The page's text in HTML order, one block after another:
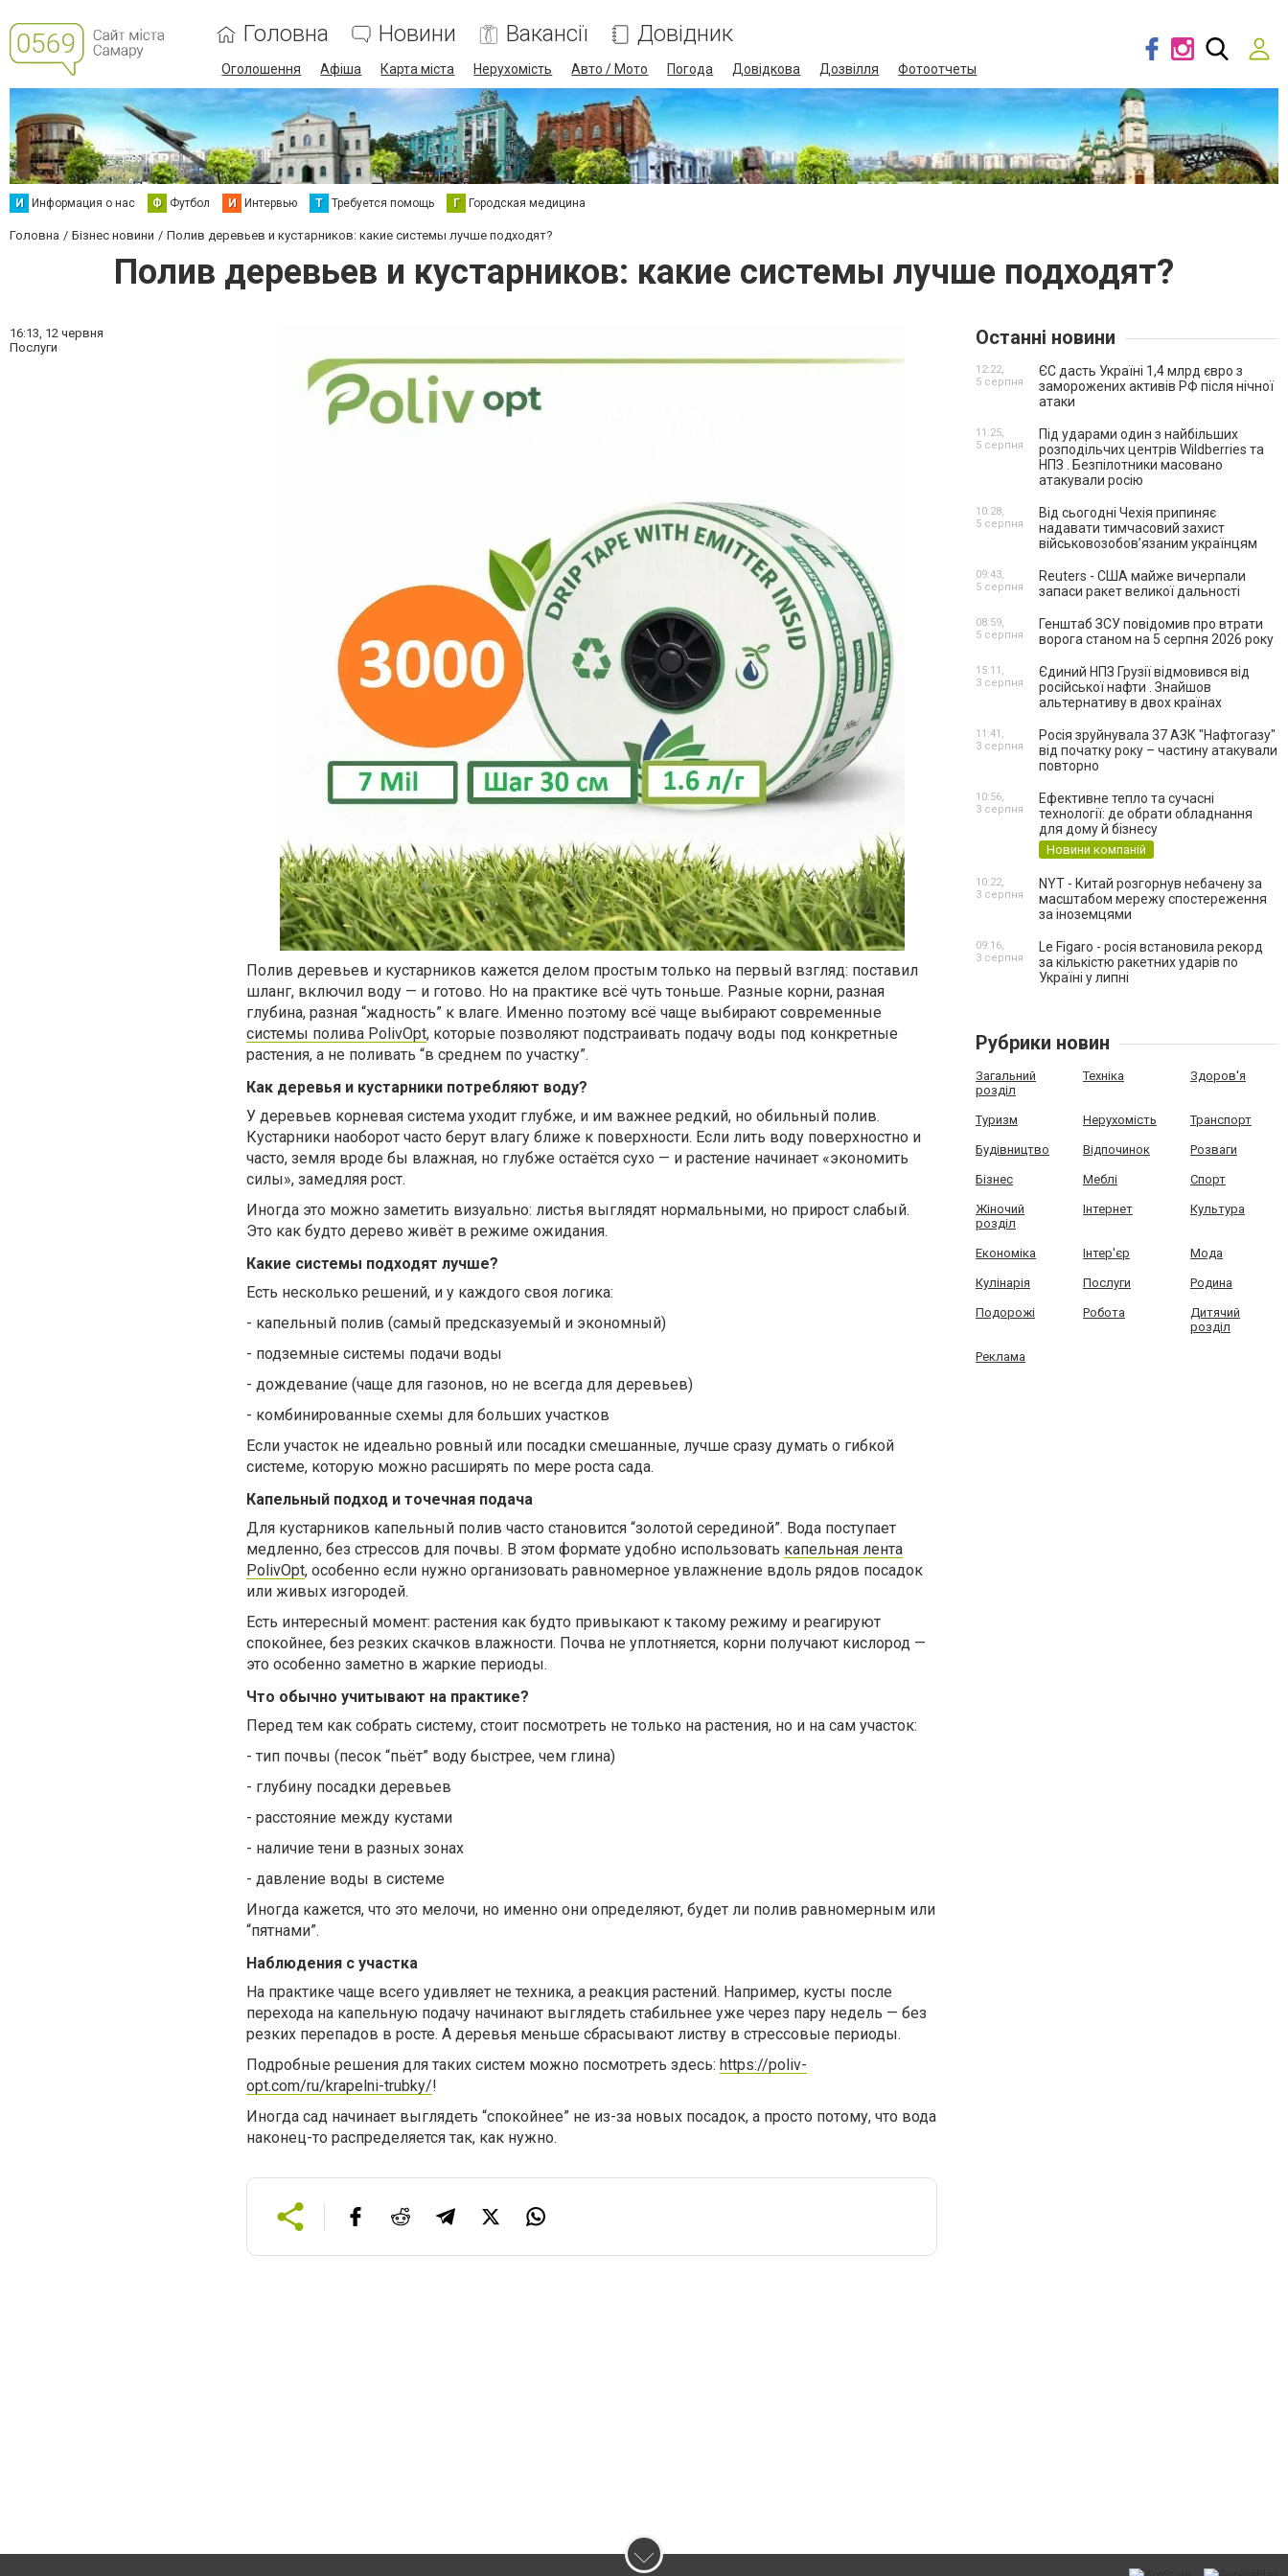
Головна Новини Вакансії Довідник
Оголошення Афіша Карта міста Нерухомість Авто / Мото Погода Довідкова Дозвілля Фотоотчеты
И Информация о нас Ф Футбол И Интервью Т Требуется помощь Г Городская медицина
Головна Бізнес новини Полив деревьев и кустарников: какие системы лучше подходят?
Полив деревьев и кустарников: какие системы лучше подходят?
16:13, 12 червня
Послуги
Полив деревьев и кустарников кажется делом простым только на первый взгляд: поставил
шланг, включил воду — и готово. Но на практике всё чуть тоньше. Разные корни, разная
глубина, разная “жадность” к влаге. Именно поэтому всё чаще выбирают современные
системы полива PolivOpt, которые позволяют подстраивать подачу воды под конкретные
растения, а не поливать “в среднем по участку”.
Как деревья и кустарники потребляют воду?
У деревьев корневая система уходит глубже, и им важнее редкий, но обильный полив.
Кустарники наоборот часто берут влагу ближе к поверхности. Если лить воду поверхностно и
часто, земля вроде бы влажная, но глубже остаётся сухо — и растение начинает «экономить
силы», замедляя рост.
Иногда это можно заметить визуально: листья выглядят нормальными, но прирост слабый.
Это как будто дерево живёт в режиме ожидания.
Какие системы подходят лучше?
Есть несколько решений, и у каждого своя логика:
- капельный полив (самый предсказуемый и экономный)
- подземные системы подачи воды
- дождевание (чаще для газонов, но не всегда для деревьев)
- комбинированные схемы для больших участков
Если участок не идеально ровный или посадки смешанные, лучше сразу думать о гибкой
системе, которую можно расширять по мере роста сада.
Капельный подход и точечная подача
Для кустарников капельный полив часто становится “золотой серединой”. Вода поступает
медленно, без стрессов для почвы. В этом формате удобно использовать капельная лента
PolivOpt, особенно если нужно организовать равномерное увлажнение вдоль рядов посадок
или живых изгородей.
Есть интересный момент: растения как будто привыкают к такому режиму и реагируют
спокойнее, без резких скачков влажности. Почва не уплотняется, корни получают кислород —
это особенно заметно в жаркие периоды.
Что обычно учитывают на практике?
Перед тем как собрать систему, стоит посмотреть не только на растения, но и на сам участок:
- тип почвы (песок “пьёт” воду быстрее, чем глина)
- глубину посадки деревьев
- расстояние между кустами
- наличие тени в разных зонах
- давление воды в системе
Иногда кажется, что это мелочи, но именно они определяют, будет ли полив равномерным или
“пятнами”.
Наблюдения с участка
На практике чаще всего удивляет не техника, а реакция растений. Например, кусты после
перехода на капельную подачу начинают выглядеть стабильнее уже через пару недель — без
резких перепадов в росте. А деревья меньше сбрасывают листву в стрессовые периоды.
Подробные решения для таких систем можно посмотреть здесь: https://poliv-
opt.com/ru/krapelni-trubky/!
Иногда сад начинает выглядеть “спокойнее” не из-за новых посадок, а просто потому, что вода
наконец-то распределяется так, как нужно.
Останні новини
ЄС дасть Україні 1,4 млрд євро з
заморожених активів РФ після нічної
атаки
12:22,
5 серпня
Під ударами один з найбільших
розподільчих центрів Wildberries та
НПЗ . Безпілотники масовано
атакували росію
11:25,
5 серпня
Від сьогодні Чехія припиняє
надавати тимчасовий захист
військовозобов’язаним українцям
10:28,
5 серпня
Reuters - США майже вичерпали
запаси ракет великої дальності
09:43,
5 серпня
Генштаб ЗСУ повідомив про втрати
ворога станом на 5 серпня 2026 року
08:59,
5 серпня
Єдиний НПЗ Грузії відмовився від
російської нафти . Знайшов
альтернативу в двох країнах
15:11,
3 серпня
Росія зруйнувала 37 АЗК "Нафтогазу"
від початку року – частину атакували
повторно
11:41,
3 серпня
Ефективне тепло та сучасні
технології: де обрати обладнання
для дому й бізнесу
Новини компаній
10:56,
3 серпня
NYT - Китай розгорнув небачену за
масштабом мережу спостереження
за іноземцями
10:22,
3 серпня
Le Figaro - росія встановила рекорд
за кількістю ракетних ударів по
Україні у липні
09:16,
3 серпня
Рубрики новин
Загальний
розділ
Техніка Здоров'я
Туризм Нерухомість Транспорт
Будівництво Відпочинок Розваги
Бізнес Меблі Спорт
Жіночий
розділ
Інтернет Культура
Економіка Інтер'єр Мода
Кулінарія Послуги Родина
Подорожі Робота
Дитячий
розділ
Реклама